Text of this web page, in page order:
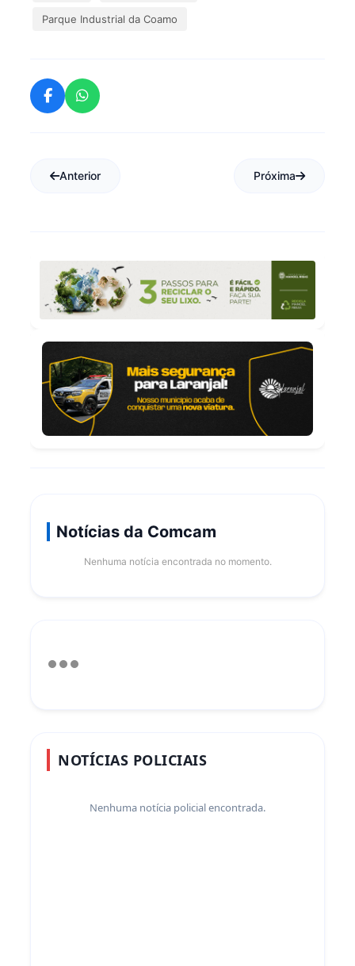
Parque Industrial da Coamo
Anterior Próxima
Notícias da Comcam
Nenhuma notícia encontrada no momento.
NOTÍCIAS POLICIAIS
Nenhuma notícia policial encontrada.